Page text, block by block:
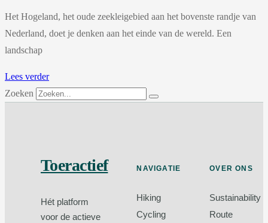
Het Hogeland, het oude zeekleigebied aan het bovenste randje van
Nederland, doet je denken aan het einde van de wereld. Een
landschap
Lees verder
Zoeken
Toeractief
Hét platform
voor de actieve
NAVIGATIE
Hiking
Cycling
OVER ONS
Sustainability
Route